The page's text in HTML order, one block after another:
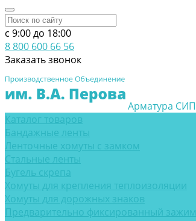
c 9:00 до 18:00
8 800 600 66 56
Заказать звонок
Арматура СИП
Каталог товаров
Бандажные ленты
Ленточные хомуты с замком
Стальные ленты
Бугель скрепа
Хомуты для крепления теплоизоляции
Хомуты для дорожных знаков
Предварительно фиксированный зажим